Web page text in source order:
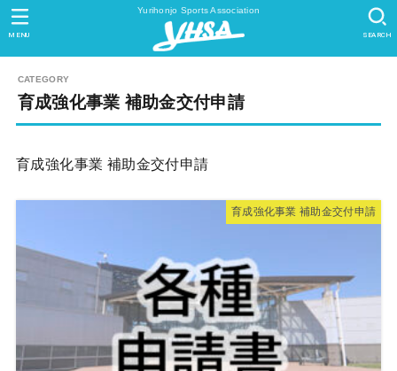
Yurihonjo Sports Association
SEARCH
MENU
育成強化事業 補助金交付申請
育成強化事業 補助金交付申請
育成強化事業 補助金交付申請